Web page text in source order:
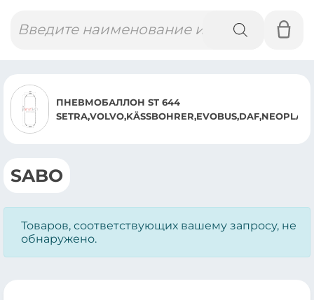
товаров
ПНЕВМОБАЛЛОН ST 644
SETRA,VOLVO,KÄSSBOHRER,EVOBUS,DAF,NEOPLAN
SABO
Товаров, соответствующих вашему запросу, не
обнаружено.